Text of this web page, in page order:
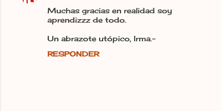
Muchas gracias en realidad soy
aprendizzz de todo.
Un abrazote utópico, Irma.-
RESPONDER